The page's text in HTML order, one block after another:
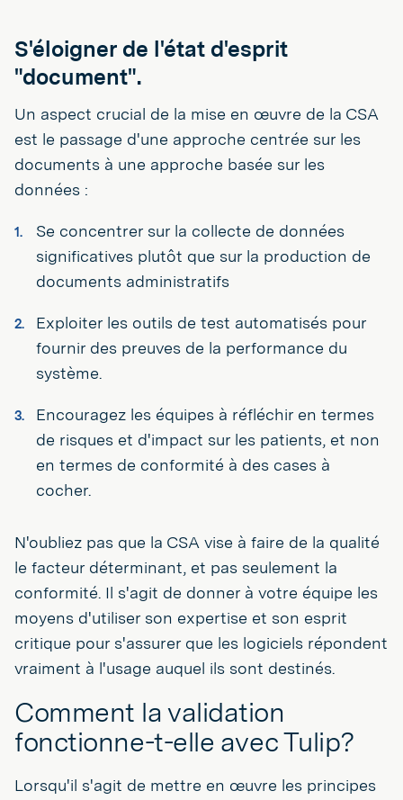
S'éloigner de l'état d'esprit
"document".
Un aspect crucial de la mise en œuvre de la CSA
est le passage d'une approche centrée sur les
documents à une approche basée sur les
données :
Se concentrer sur la collecte de données
significatives plutôt que sur la production de
documents administratifs
Exploiter les outils de test automatisés pour
fournir des preuves de la performance du
système.
Encouragez les équipes à réfléchir en termes
de risques et d'impact sur les patients, et non
en termes de conformité à des cases à
cocher.
N'oubliez pas que la CSA vise à faire de la qualité
le facteur déterminant, et pas seulement la
conformité. Il s'agit de donner à votre équipe les
moyens d'utiliser son expertise et son esprit
critique pour s'assurer que les logiciels répondent
vraiment à l'usage auquel ils sont destinés.
Comment la validation
fonctionne-t-elle avec Tulip?
Lorsqu'il s'agit de mettre en œuvre les principes